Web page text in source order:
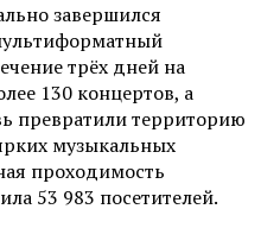
завершился
трёх дней на
130 концертов, а
превратили территорию
музыкальных
проходимость
53 983 посетителей.